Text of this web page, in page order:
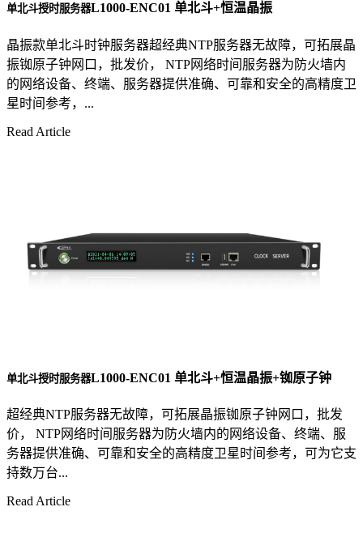
单北斗授时服务器L1000-ENC01 单北斗+恒温晶振
晶振款单北斗时钟服务器超经典NTP服务器无故障，可拓展晶
振铷原子钟网口，批发价， NTP网络时间服务器为防火墙内
的网络设备、终端、服务器提供准确、可靠和安全的高精度卫
星时间参考，...
Read Article
单北斗授时服务器L1000-ENC01 单北斗+恒温晶振+铷原子钟
超经典NTP服务器无故障，可拓展晶振铷原子钟网口，批发
价， NTP网络时间服务器为防火墙内的网络设备、终端、服
务器提供准确、可靠和安全的高精度卫星时间参考，可为它支
持数万台...
Read Article